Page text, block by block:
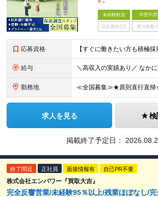
未経験歓迎 学歴不問
完全週休2日 賞与複数月
応募資格
給与
勤務地
求人を見る 検
掲載終了予定日：
終了間近 正社員 面接情報有 自己PR不要
株式会社エンパワー『買取大吉』
完全反響営業/未経験95％以上/残業ほぼなし/